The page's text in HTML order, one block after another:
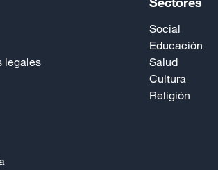
legales
Social
Educación
Salud
Cultura
Religión